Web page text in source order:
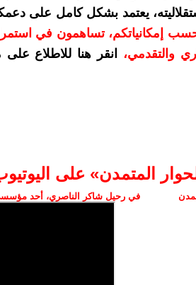
يعتمد بشكل كامل على
أو أكثر حسب إمكانياتكم، تساهمون في
والتقدمي،
انقر هنا للاطلاع
المتمدن» على
في رحيل شاكر الناصري، أحد